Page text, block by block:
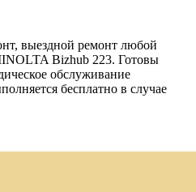
выездной ремонт любой
Bizhub 223. Готовы
обслуживание
бесплатно в случае